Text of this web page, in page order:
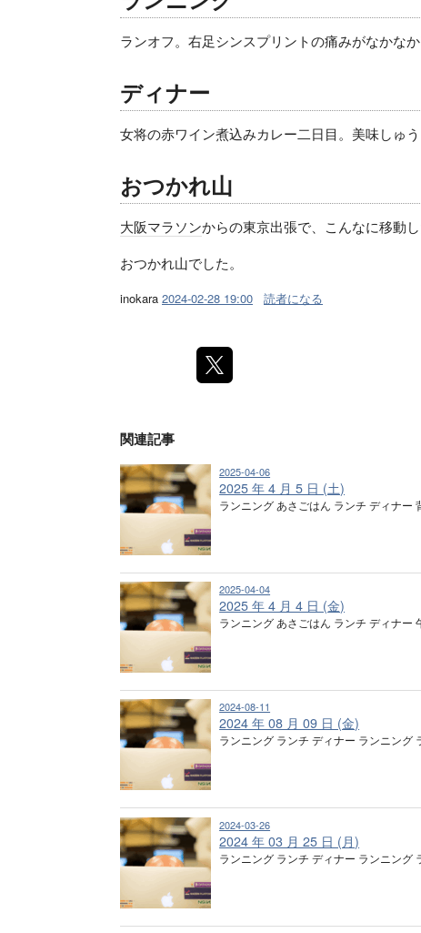
ランオフ。右足シンスプリントの痛みがなかな
ディナー
女将の赤ワイン煮込みカレー二日目。美味しゅう
おつかれ山
大阪マラソンからの東京出張で、こんなに移動
おつかれ山でした。
inokara 2024-02-28 19:00 読者になる
関連記事
2025-04-06
2025 年 4 月 5 日 (土)
ランニング あさごはん ランチ ディナー
2025-04-04
2025 年 4 月 4 日 (金)
ランニング あさごはん ランチ ディナー
2024-08-11
2024 年 08 月 09 日 (金)
ランニング ランチ ディナー ランニング
2024-03-26
2024 年 03 月 25 日 (月)
ランニング ランチ ディナー ランニング